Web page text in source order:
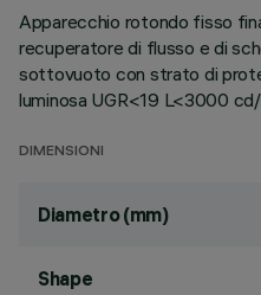
Apparecchio rotondo fisso
recuperatore di flusso e di
sottovuoto con strato di
luminosa UGR<19 L<3000
DIMENSIONI
Diametro (mm)
Shape